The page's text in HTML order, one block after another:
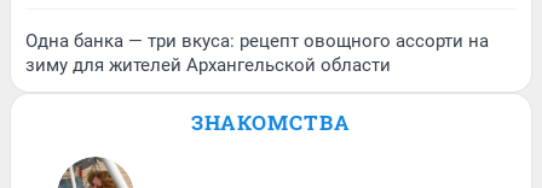
Одна банка — три вкуса: рецепт овощного ассорти на
зиму для жителей Архангельской области
ЗНАКОМСТВА